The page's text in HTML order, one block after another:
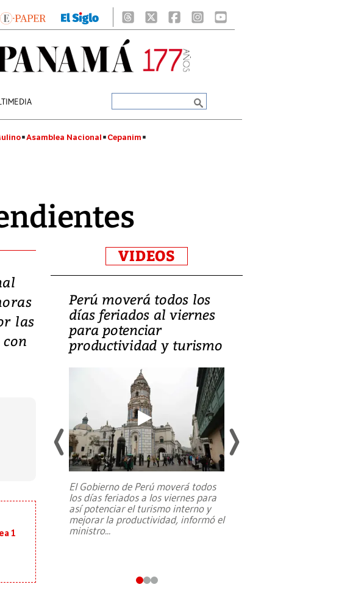
Asamblea Nacional Cepanim
las
1
VIDEOS
y
su
Perú moverá todos los
días feriados al viernes
para potenciar
productividad y turismo
El Gobierno de Perú moverá todos
los días feriados a los viernes para
así potenciar el turismo interno y
mejorar la productividad, informó el
ministro...